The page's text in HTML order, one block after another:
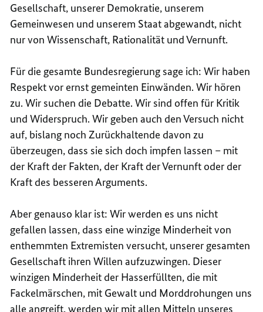
Gesellschaft, unserer Demokratie, unserem
Gemeinwesen und unserem Staat abgewandt, nicht
nur von Wissenschaft, Rationalität und Vernunft.
Für die gesamte Bundesregierung sage ich: Wir haben
Respekt vor ernst gemeinten Einwänden. Wir hören
zu. Wir suchen die Debatte. Wir sind offen für Kritik
und Widerspruch. Wir geben auch den Versuch nicht
auf, bislang noch Zurückhaltende davon zu
überzeugen, dass sie sich doch impfen lassen – mit
der Kraft der Fakten, der Kraft der Vernunft oder der
Kraft des besseren Arguments.
Aber genauso klar ist: Wir werden es uns nicht
gefallen lassen, dass eine winzige Minderheit von
enthemmten Extremisten versucht, unserer gesamten
Gesellschaft ihren Willen aufzuzwingen. Dieser
winzigen Minderheit der Hasserfüllten, die mit
Fackelmärschen, mit Gewalt und Morddrohungen uns
alle angreift, werden wir mit allen Mitteln unseres